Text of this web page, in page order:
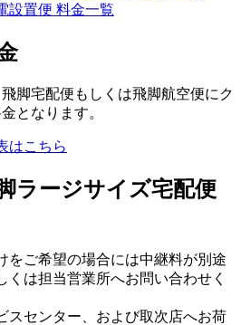
設置便 料金一覧
脚宅配便もしくは飛脚航空便にク
となります。
はこちら
ラージサイズ宅配便
をご希望の場合には中継料が別途
くは担当営業所へお問い合わせく
スセンター、および取次店へお荷